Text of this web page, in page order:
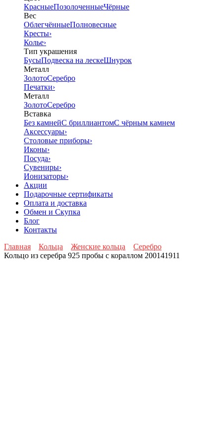
КрасныеПозолоченныеЧёрные
Вес
ОблегчённыеПолновесные
Кресты›
Колье›
Тип украшения
БусыПодвеска на лескеШнурок
Металл
ЗолотоСеребро
Печатки›
Металл
ЗолотоСеребро
Вставка
Без камнейС бриллиантомС чёрным камнем
Аксессуары›
Столовые приборы›
Иконы›
Посуда›
Сувениры›
Ионизаторы›
Акции
Подарочные сертификаты
Оплата и доставка
Обмен и Скупка
Блог
Контакты
Главная
Кольца Женские кольца
Серебро
Кольцо из серебра 925 пробы с кораллом 200141911